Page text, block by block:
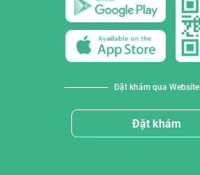
Đặt khám qua Website
Đặt khám